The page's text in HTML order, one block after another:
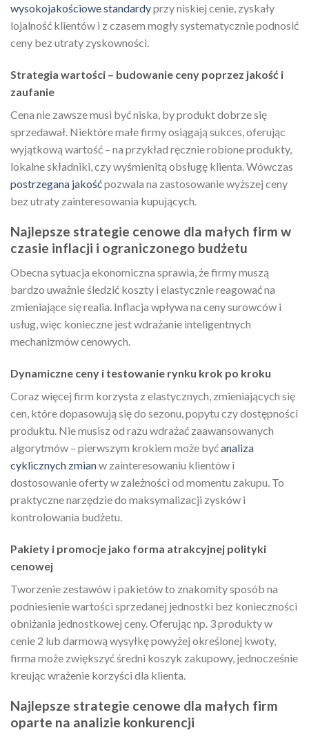
wysokojakościowe standardyprzy niskiej cenie, zyskały
lojalność klientów i z czasem mogły systematycznie podnosić
ceny bez utraty zyskowności.
Strategia wartości – budowanie ceny poprzez jakość i
zaufanie
Cena nie zawsze musi być niska, by produkt dobrze się
sprzedawał. Niektóre małe firmy osiągają sukces, oferując
wyjątkową wartość – na przykład ręcznie robione produkty,
lokalne składniki, czy wyśmienitą obsługę klienta. Wówczas
postrzegana jakośćpozwala na zastosowanie wyższej ceny
bez utraty zainteresowania kupujących.
Najlepsze strategie cenowe dla małych firm w
czasie inflacji i ograniczonego budżetu
Obecna sytuacja ekonomiczna sprawia, że firmy muszą
bardzo uważnie śledzić koszty i elastycznie reagować na
zmieniające się realia. Inflacja wpływa na ceny surowców i
usług, więc konieczne jest wdrażanie inteligentnych
mechanizmów cenowych.
Dynamiczne ceny i testowanie rynku krok po kroku
Coraz więcej firm korzysta z elastycznych, zmieniających się
cen, które dopasowują się do sezonu, popytu czy dostępności
produktu. Nie musisz od razu wdrażać zaawansowanych
algorytmów – pierwszym krokiem może byćanaliza
cyklicznych zmianw zainteresowaniu klientów i
dostosowanie oferty w zależności od momentu zakupu. To
praktyczne narzędzie do maksymalizacji zysków i
kontrolowania budżetu.
Pakiety i promocje jako forma atrakcyjnej polityki
cenowej
Tworzenie zestawów i pakietów to znakomity sposób na
podniesienie wartości sprzedanej jednostki bez konieczności
obniżania jednostkowej ceny. Oferując np. 3 produkty w
cenie 2 lub darmową wysyłkę powyżej określonej kwoty,
firma może zwiększyć średni koszyk zakupowy, jednocześnie
kreując wrażenie korzyści dla klienta.
Najlepsze strategie cenowe dla małych firm
oparte na analizie konkurencji